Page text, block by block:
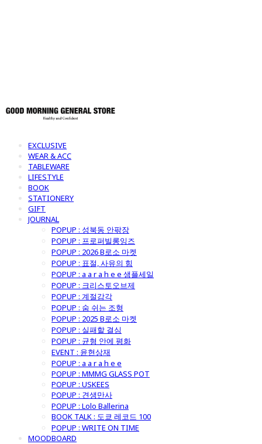
EXCLUSIVE
WEAR & ACC
TABLEWARE
LIFESTYLE
BOOK
STATIONERY
GIFT
JOURNAL
POPUP : 성북동 안팎장
POPUP : 프로퍼빌롱잉즈
POPUP : 2026 B로소 마켓
POPUP : 표절, 사유의 힘
POPUP : a a r a h e e 샘플세일
POPUP : 크리스토오브제
POPUP : 계절감각
POPUP : 숨 쉬는 조형
POPUP : 2025 B로소 마켓
POPUP : 실패할 결심
POPUP : 균형 안에 평화
EVENT : 윤현상재
POPUP : a a r a h e e
POPUP : MMMG GLASS POT
POPUP : USKEES
POPUP : 견생만사
POPUP : Lolo Ballerina
BOOK TALK : 도쿄 레코드 100
POPUP : WRITE ON TIME
MOODBOARD